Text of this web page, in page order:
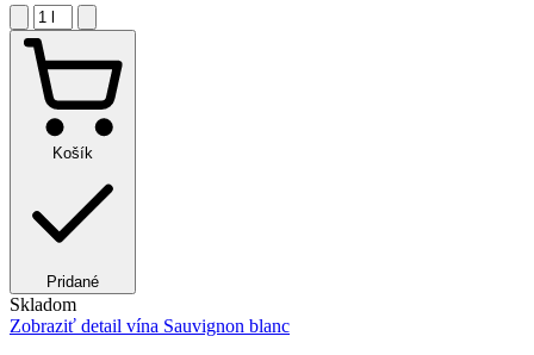
Košík
Pridané
Skladom
Zobraziť detail vína Sauvignon blanc